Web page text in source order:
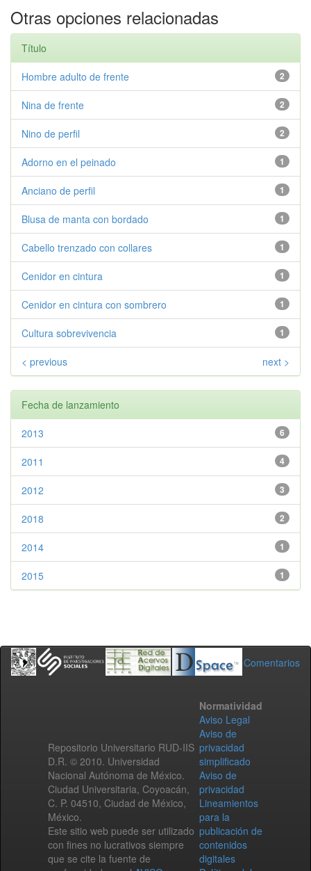
Otras opciones relacionadas
Título
2
Hombre adulto de frente
2
Nina de frente
2
Nino de perfil
1
Adorno en el peinado
1
Anciano de perfil
1
Blusa de manta con bordado
1
Cabello trenzado con collares
1
Cenidor en cintura
1
Cenidor en cintura con sombrero
1
Cultura sobrevivencia
< previous next >
Fecha de lanzamiento
6
2013
4
2011
3
2012
2
2018
1
2014
1
2015
Comentarios
Repositorio Universitario RUD-IIS
D.R. © 2010. Universidad
Nacional Autónoma de México.
Ciudad Universitaria, Coyoacán,
C. P. 04510, Ciudad de México,
México.
Este sitio web puede ser utilizado
con fines no lucrativos siempre
que se cite la fuente de
Normatividad
Aviso Legal
Aviso de
privacidad
simplificado
Aviso de
privacidad
Lineamientos
para la
publicación de
contenidos
digitales